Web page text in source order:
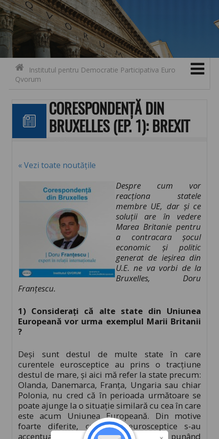
Contact
Skip to content
Institutul pentru Democratie Participativa Euro
Qvorum
CORESPONDENȚĂ DIN
BRUXELLES (EP. 1): BREXIT
« Vezi toate noutățile
Despre cum vor
reacționa statele
membre UE, dar și ce
soluții are în vedere
Marea Britanie pentru
a contracara șocul
economic și politic
generat de ieșirea din
U.E. ne va vorbi de la
Bruxelles, Doru
Franțescu.
1) Considerați că alte state din Uniunea
Europeană vor urma exemplul Marii Britanii
?
Deși sunt destul de multe state în care
curentele eurosceptice au prins o tracțiune
destul de mare, și aici mă refer la state precum:
Olanda, Danemarca, Franța, Ungaria sau chiar
Polonia, nu cred că în perioada următoare se
poate ajunge la o situație similară cu cea în care
este acum Uniunea Europeană. Din motive
foarte diferite, curentele eurosceptice s-au
accentuat în ultimii ani în aceste state, punând